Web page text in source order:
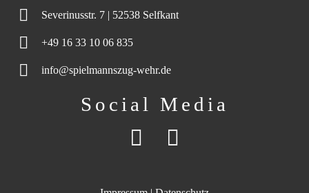
Severinusstr. 7 | 52538 Selfkant
+49 16 33 10 06 835
info@spielmannszug-wehr.de
Social Media